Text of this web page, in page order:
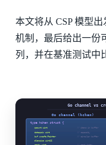
本文将从 CSP 模型
机制，最后给出一份
列，并在基准测试中